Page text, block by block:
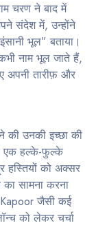
चरण ने बाद में
संदेश में, उन्होंने
भूल” बताया।
नाम भूल जाते हैं,
अपनी तारीफ़ और
की उनकी इच्छा की
एक हल्के-फुल्के
हस्तियों को अक्सर
सामना करना
जैसी कई
को लेकर चर्चा